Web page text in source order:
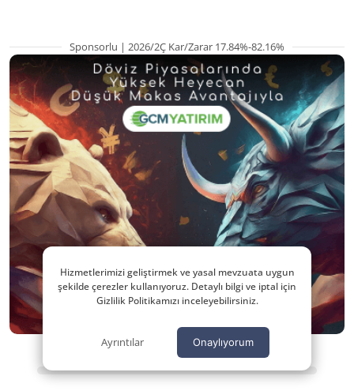
Sponsorlu | 2026/2Ç Kar/Zarar 17.84%-82.16%
Hizmetlerimizi geliştirmek ve yasal mevzuata uygun
şekilde çerezler kullanıyoruz. Detaylı bilgi ve iptal için
Gizlilik Politikamızı inceleyebilirsiniz.
Ayrıntılar Onaylıyorum